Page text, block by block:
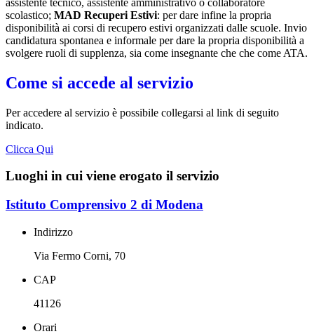
assistente tecnico, assistente amministrativo o collaboratore
scolastico; MAD Recuperi Estivi: per dare infine la propria
disponibilità ai corsi di recupero estivi organizzati dalle scuole. Invio
candidatura spontanea e informale per dare la propria disponibilità a
svolgere ruoli di supplenza, sia come insegnante che che come ATA.
Come si accede al servizio
Per accedere al servizio è possibile collegarsi al link di seguito
indicato.
Clicca Qui
Luoghi in cui viene erogato il servizio
Istituto Comprensivo 2 di Modena
Indirizzo
Via Fermo Corni, 70
CAP
41126
Orari